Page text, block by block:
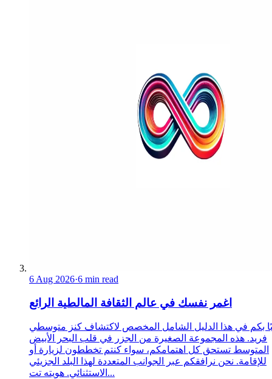
6 Aug 2026·6 min read
اغمر نفسك في عالم الثقافة المالطية الرائع
بكم في هذا الدليل الشامل المخصص لاكتشاف كنز متوسطي
فريد. هذه المجموعة الصغيرة من الجزر في قلب البحر الأبيض
المتوسط تستحق كل اهتمامكم، سواء كنتم تخططون لزيارة أو
للإقامة. نحن نرافقكم عبر الجوانب المتعددة لهذا البلد الجزيئي
الاستثنائي. هويته تت...